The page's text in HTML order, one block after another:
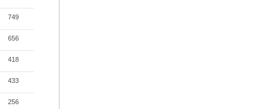
749
656
418
433
256